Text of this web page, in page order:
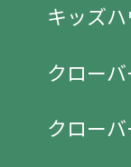
キッズ
クロー
クロー